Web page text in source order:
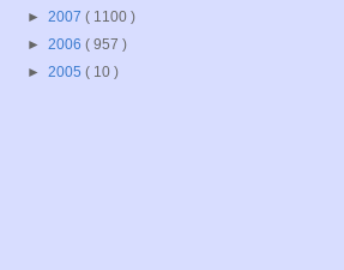
► 2007 ( 1100 )
► 2006 ( 957 )
► 2005 ( 10 )